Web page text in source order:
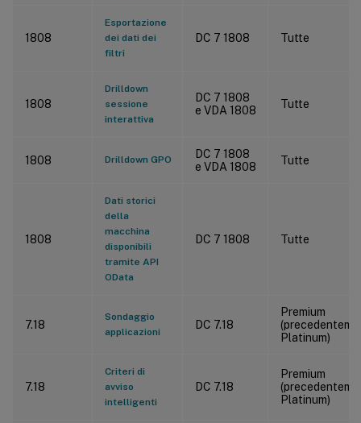
1808
Esportazione
dei dati dei
filtri
DC 7 1808 Tutte
1808
Drilldown
sessione
interattiva
DC 7 1808
e VDA 1808
Tutte
1808 Drilldown GPO
DC 7 1808
e VDA 1808
Tutte
1808
Dati storici
della
macchina
disponibili
tramite API
OData
DC 7 1808 Tutte
7.18
Sondaggio
applicazioni
DC 7.18
Premium
Platinum)
7.18
Criteri di
avviso
intelligenti
DC 7.18
Premium
Platinum)